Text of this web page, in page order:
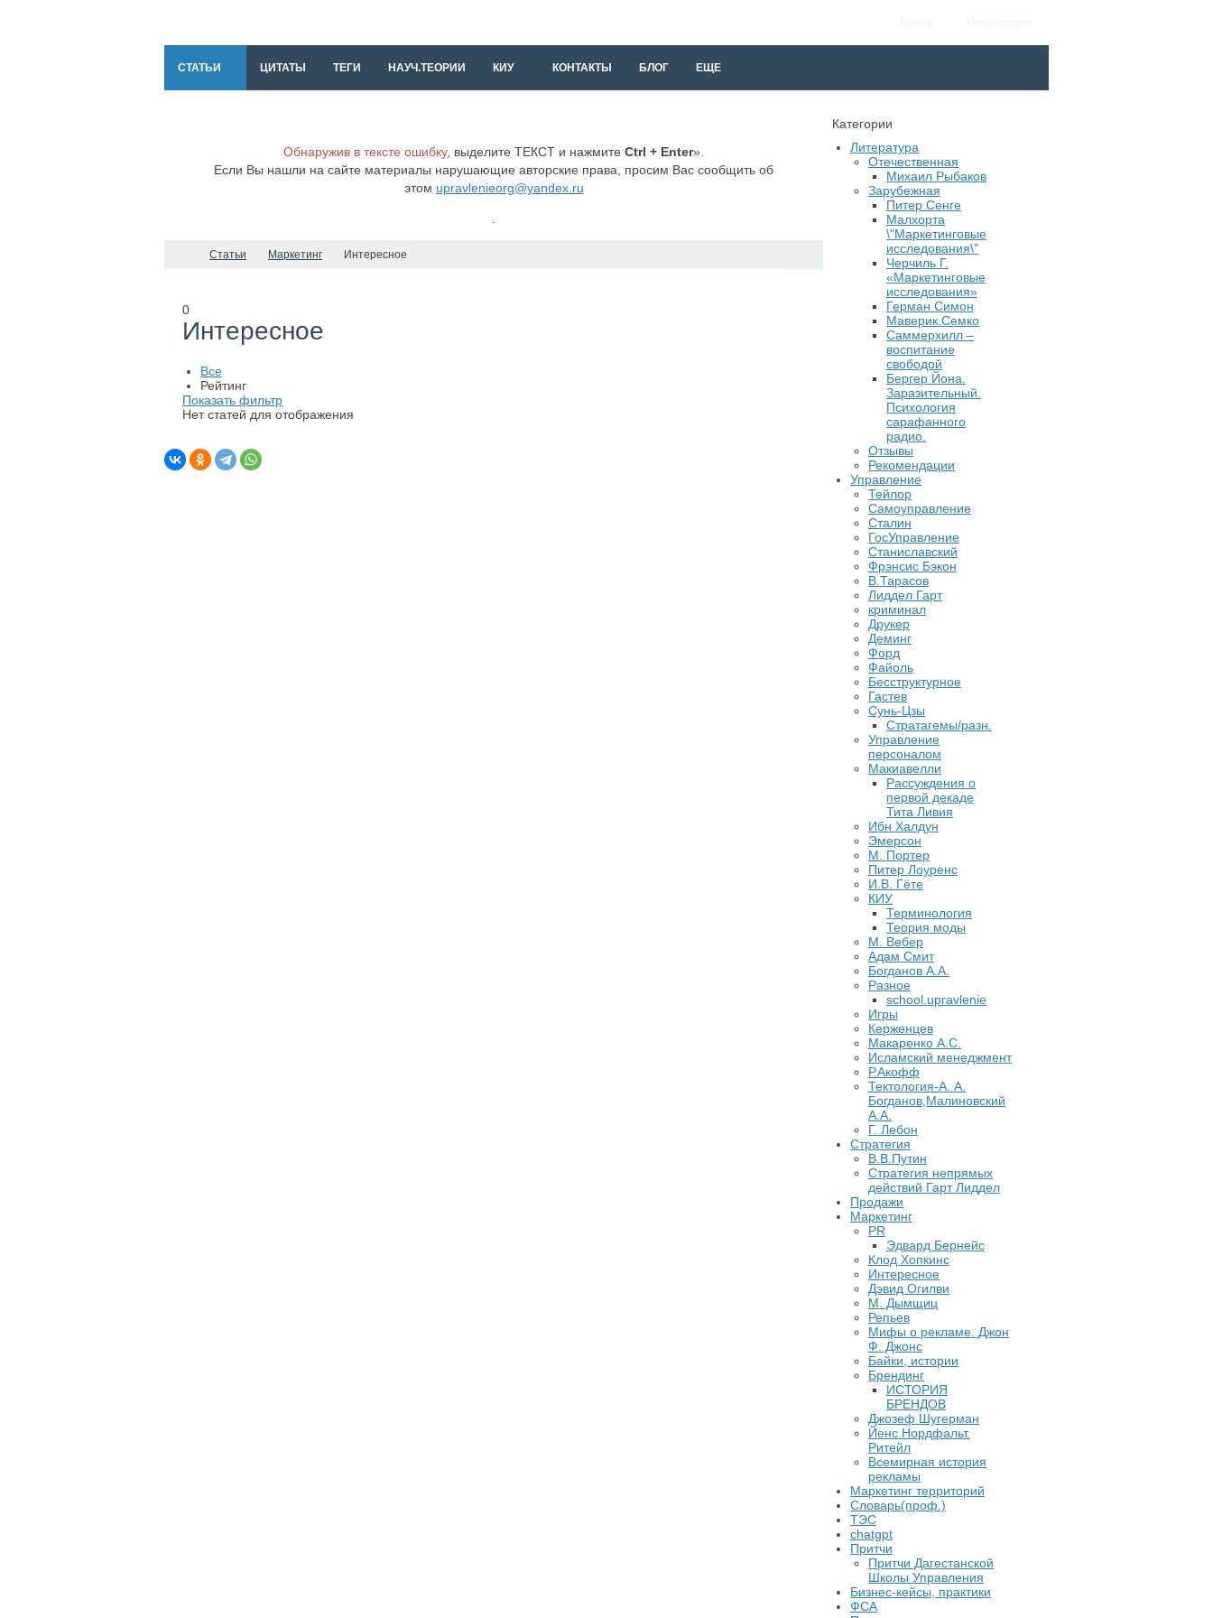
СТАТЬИ ЦИТАТЫ ТЕГИ НАУЧ.ТЕОРИИ КИУ КОНТАКТЫ БЛОГ ЕЩЕ
Обнаружив в тексте ошибку, выделите ТЕКСТ и нажмите Ctrl + Enter».
Если Вы нашли на сайте материалы нарушающие авторские права, просим Вас сообщить об
этом upravlenieorg@yandex.ru
Статьи Маркетинг Интересное
0
Интересное
Все
Рейтинг
Показать фильтр
Нет статей для отображения
Категории
Литература
Отечественная
Михаил Рыбаков
Зарубежная
Питер Сенге
Малхорта
\"Маркетинговые
исследования\"
Черчиль Г.
«Маркетинговые
исследования»
Герман Симон
Маверик.Семко
Саммерхилл –
воспитание
свободой
Бергер Йона.
Заразительный.
Психология
сарафанного
радио.
Отзывы
Рекомендации
Управление
Тейлор
Самоуправление
Сталин
ГосУправление
Станиславский
Фрэнсис Бэкон
В.Тарасов
Лиддел Гарт
криминал
Друкер
Деминг
Форд
Файоль
Бесструктурное
Гастев
Сунь-Цзы
Стратагемы/разн.
Управление
персоналом
Макиавелли
Рассуждения о
первой декаде
Тита Ливия
Ибн Халдун
Эмерсон
М. Портер
Питер Лоуренс
И.В. Гёте
КИУ
Терминология
Теория моды
М. Вебер
Адам Смит
Богданов А.А.
Разное
school.upravlenie
Игры
Керженцев
Макаренко А.С.
Исламский менеджмент
Р.Акофф
Тектология-А. А.
Богданов,Малиновский
А.А.
​Г. Лебон
Стратегия
В.В.Путин
​Стратегия непрямых
действий Гарт Лиддел
Продажи
Маркетинг
PR
Эдвард Бернейс
Клод Хопкинс
Интересное
Дэвид Огилви
М. Дымщиц
Репьев
Мифы о рекламе. Джон
Ф. Джонс
Байки, истории
Брендинг
ИСТОРИЯ
БРЕНДОВ
Джозеф Шугерман
​Йенс Нордфальт.
Ритейл
Всемирная история
рекламы
Маркетинг территорий
Словарь(проф.)
ТЭС
chatgpt
Притчи
Притчи Дагестанской
Школы Управления
Бизнес-кейсы, практики
ФСА